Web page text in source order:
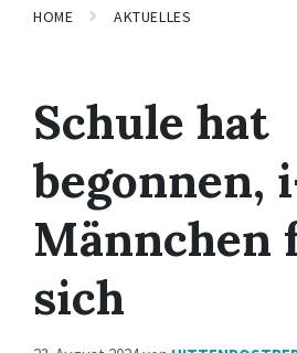
HOME AKTUELLES
Schule hat
begonnen,
Männchen
sich